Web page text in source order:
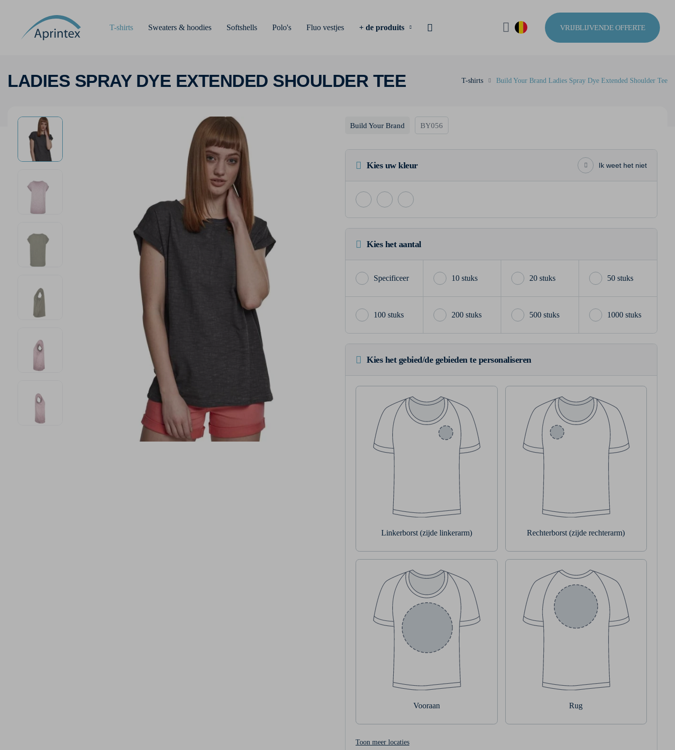
T-shirts Sweaters & hoodies Softshells Polo's Fluo vestjes + de produits VRIJBLIJVENDE OFFERTE
LADIES SPRAY DYE EXTENDED SHOULDER TEE T-shirts Build Your Brand Ladies Spray Dye Extended Shoulder Tee
Build Your Brand BY056
Kies uw kleur Ik weet het niet
Kies het aantal
10 stuks 20 stuks 50 stuks
100 stuks 200 stuks 500 stuks 1000 stuks
Kies het gebied/de gebieden te personaliseren
Linkerborst (zijde linkerarm) Rechterborst (zijde rechterarm)
Vooraan Rug
Toon meer locaties